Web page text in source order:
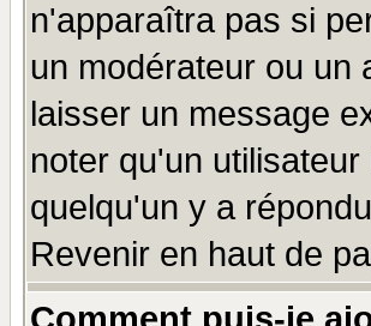
n'apparaîtra pas si
un modérateur ou un
laisser un message
noter qu'un
quelqu'un y a
Revenir en haut de